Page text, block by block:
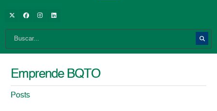
Emprende BQTO
Posts